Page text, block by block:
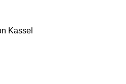
Kassel